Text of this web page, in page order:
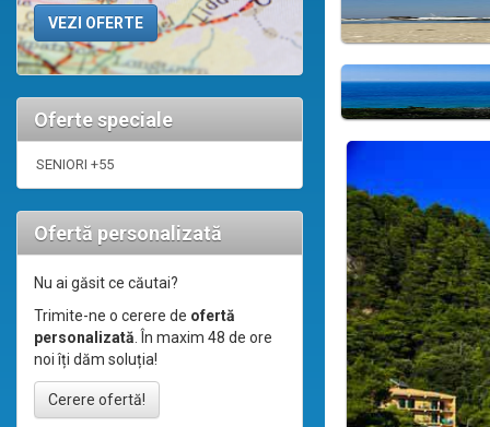
Oferte speciale
SENIORI +55
Ofertă personalizată
Nu ai găsit ce căutai?
Trimite-ne o cerere de ofertă
personalizată. În maxim 48 de ore
noi îți dăm soluția!
Cerere ofertă!